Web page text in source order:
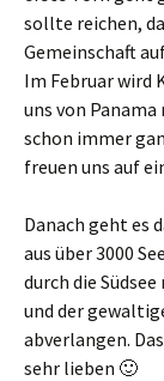
sollte reichen,
Gemeinschaft
Im Februar wird
uns von Panama
schon immer
freuen uns auf
Danach geht es
aus über 3000
durch die
und der
abverlangen.
sehr lieben 🙂